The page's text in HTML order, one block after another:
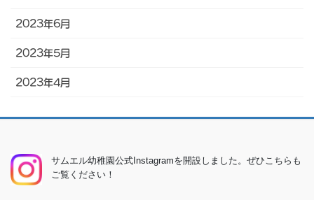
2023年6月
2023年5月
2023年4月
サムエル幼稚園公式Instagramを開設しました。ぜひこちらも
ご覧ください！